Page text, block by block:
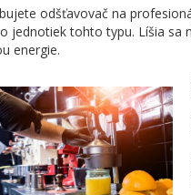
odšťavovač na
jednotiek tohto typu. Líšia sa
energie.